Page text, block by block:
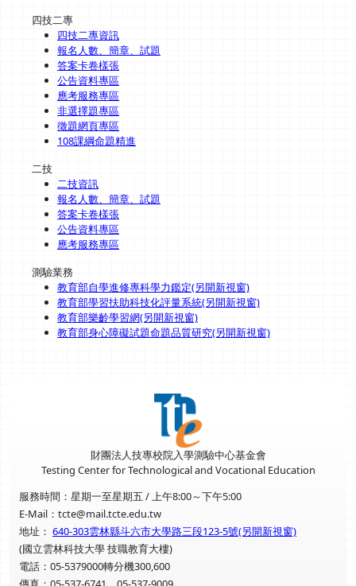
四技二專
四技二專資訊
報名人數、簡章、試題
答案卡卷樣張
公告資料專區
應考服務專區
非選擇題專區
徵題網頁專區
108課綱命題精進
二技
二技資訊
報名人數、簡章、試題
答案卡卷樣張
公告資料專區
應考服務專區
測驗業務
教育部自學進修專科學力鑑定(另開新視窗)
教育部學習扶助科技化評量系統(另開新視窗)
教育部樂齡學習網(另開新視窗)
教育部身心障礙試題命題品質研究(另開新視窗)
財團法人技專校院入學測驗中心基金會
Testing Center for Technological and Vocational Education
服務時間：星期一至星期五 / 上午8:00～下午5:00
E-Mail：tcte@mail.tcte.edu.tw
地址： 640-303雲林縣斗六市大學路三段123-5號(另開新視窗)
(國立雲林科技大學 技職教育大樓)
電話：05-5379000轉分機300,600